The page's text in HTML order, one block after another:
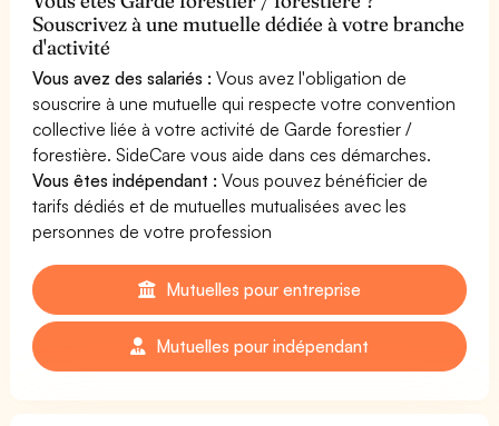
Souscrivez à une mutuelle dédiée à votre branche
d'activité
Vous avez des salariés : Vous avez l'obligation de
souscrire à une mutuelle qui respecte votre convention
collective liée à votre activité de Garde forestier /
forestière. SideCare vous aide dans ces démarches.
Vous êtes indépendant : Vous pouvez bénéficier de
tarifs dédiés et de mutuelles mutualisées avec les
personnes de votre profession
Mutuelles pour entreprise
Mutuelles pour indépendant